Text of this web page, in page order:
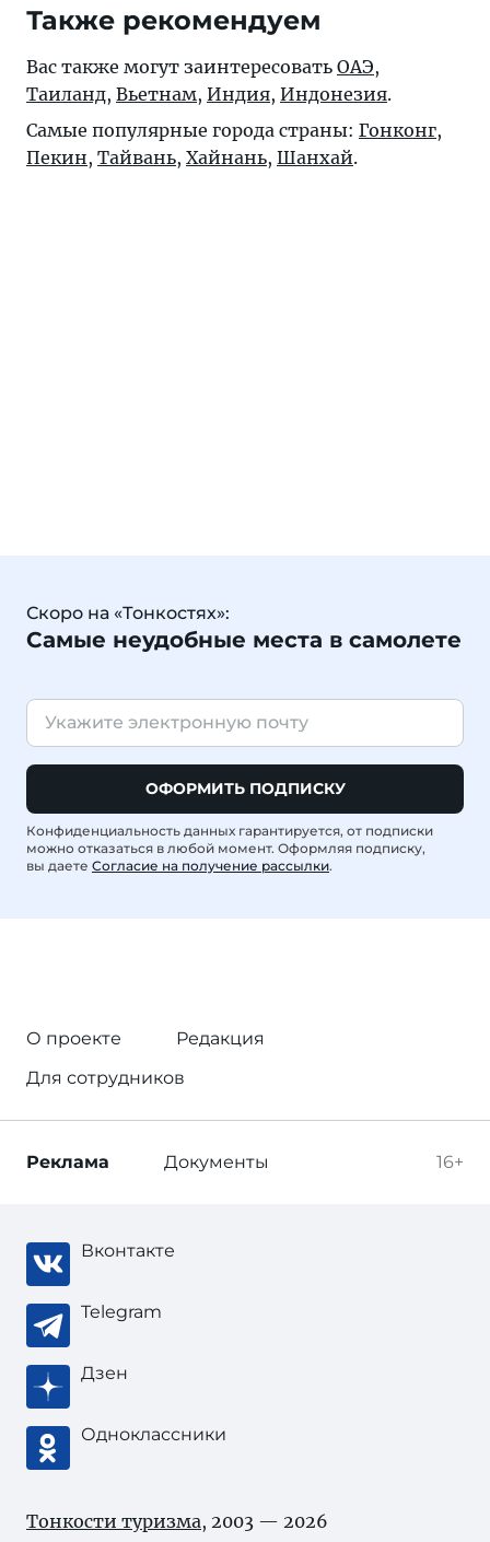
Также рекомендуем
Вас также могут заинтересовать ОАЭ,
Таиланд, Вьетнам, Индия, Индонезия.
Самые популярные города страны: Гонконг,
Пекин, Тайвань, Хайнань, Шанхай.
Скоро на «Тонкостях»:
Самые неудобные места в самолете
ОФОРМИТЬ ПОДПИСКУ
Конфиденциальность данных гарантируется, от подписки
можно отказаться в любой момент. Оформляя подписку,
вы даете Согласие на получение рассылки.
О проекте
Редакция
Для сотрудников
16+
Реклама Документы
Вконтакте
Telegram
Дзен
Одноклассники
Тонкости туризма, 2003 — 2026